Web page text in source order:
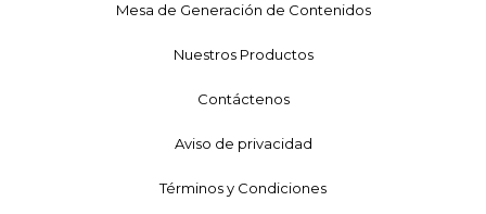
Mesa de Generación de Contenidos
Nuestros Productos
Contáctenos
Aviso de privacidad
Términos y Condiciones